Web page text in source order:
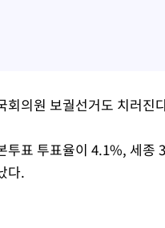
회의원 보궐선거도 치러진
투표 투표율이 4.1%, 세종
다.